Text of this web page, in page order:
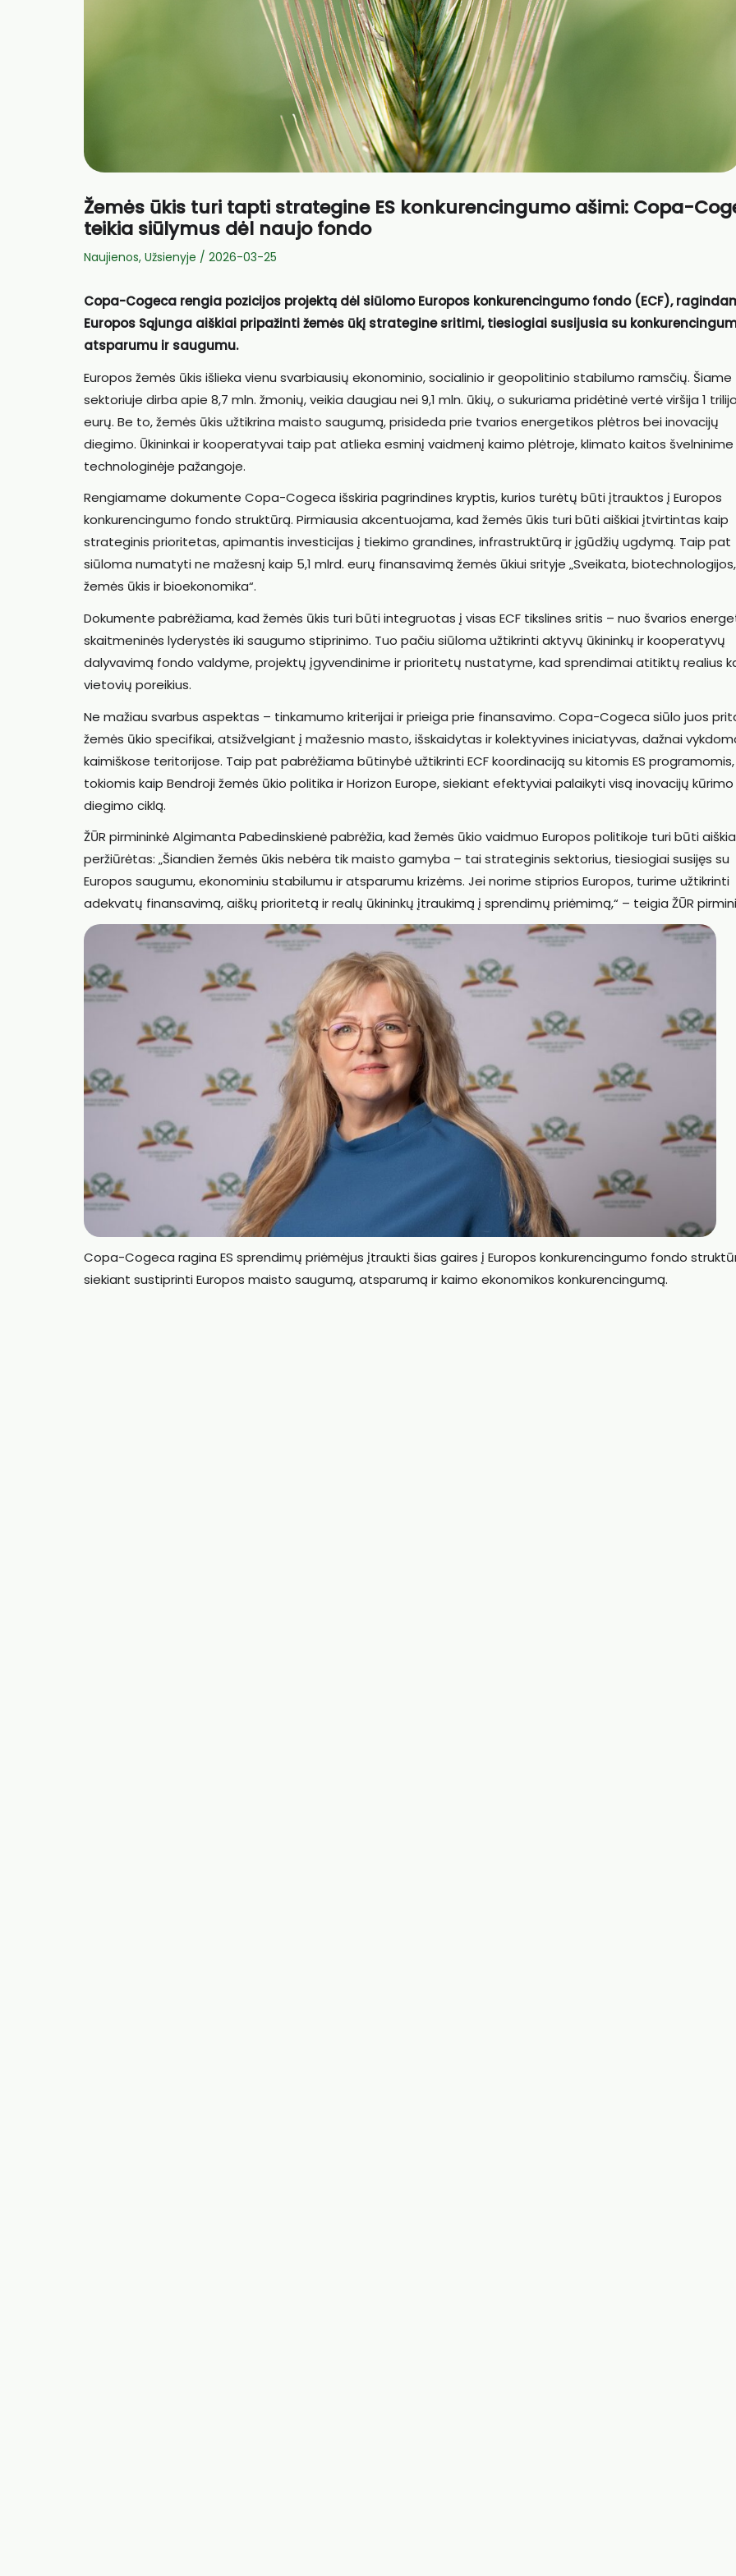
Žemės ūkis turi tapti strategine ES konkurencingumo ašimi: Copa-
teikia siūlymus dėl naujo fondo
Naujienos, Užsienyje / 2026-03-25
Copa-Cogeca rengia pozicijos projektą dėl siūlomo Europos konkurencingumo fondo (ECF),
Europos Sąjunga aiškiai pripažinti žemės ūkį strategine sritimi, tiesiogiai susijusia su
atsparumu ir saugumu.
Europos žemės ūkis išlieka vienu svarbiausių ekonominio, socialinio ir geopolitinio stabilumo ramsčių. Šiame
sektoriuje dirba apie 8,7 mln. žmonių, veikia daugiau nei 9,1 mln. ūkių, o sukuriama pridėtinė vertė viršija 1
eurų. Be to, žemės ūkis užtikrina maisto saugumą, prisideda prie tvarios energetikos plėtros bei inovacijų
diegimo. Ūkininkai ir kooperatyvai taip pat atlieka esminį vaidmenį kaimo plėtroje, klimato kaitos švelninime
technologinėje pažangoje.
Rengiamame dokumente Copa-Cogeca išskiria pagrindines kryptis, kurios turėtų būti įtrauktos į Europos
konkurencingumo fondo struktūrą. Pirmiausia akcentuojama, kad žemės ūkis turi būti aiškiai įtvirtintas kaip
strateginis prioritetas, apimantis investicijas į tiekimo grandines, infrastruktūrą ir įgūdžių ugdymą. Taip pat
siūloma numatyti ne mažesnį kaip 5,1 mlrd. eurų finansavimą žemės ūkiui srityje „Sveikata, biotechnologijos,
žemės ūkis ir bioekonomika“.
Dokumente pabrėžiama, kad žemės ūkis turi būti integruotas į visas ECF tikslines sritis – nuo švarios
skaitmeninės lyderystės iki saugumo stiprinimo. Tuo pačiu siūloma užtikrinti aktyvų ūkininkų ir kooperatyvų
dalyvavimą fondo valdyme, projektų įgyvendinime ir prioritetų nustatyme, kad sprendimai atitiktų realius
vietovių poreikius.
Ne mažiau svarbus aspektas – tinkamumo kriterijai ir prieiga prie finansavimo. Copa-Cogeca siūlo juos
žemės ūkio specifikai, atsižvelgiant į mažesnio masto, išskaidytas ir kolektyvines iniciatyvas, dažnai
kaimiškose teritorijose. Taip pat pabrėžiama būtinybė užtikrinti ECF koordinaciją su kitomis ES programomis,
tokiomis kaip Bendroji žemės ūkio politika ir Horizon Europe, siekiant efektyviai palaikyti visą inovacijų kūrimo
diegimo ciklą.
ŽŪR pirmininkėAlgimanta Pabedinskienė pabrėžia, kad žemės ūkio vaidmuo Europos politikoje turi būti
peržiūrėtas: „Šiandien žemės ūkis nebėra tik maisto gamyba – tai strateginis sektorius, tiesiogiai susijęs su
Europos saugumu, ekonominiu stabilumu ir atsparumu krizėms. Jei norime stiprios Europos, turime užtikrinti
adekvatų finansavimą, aiškų prioritetą ir realų ūkininkų įtraukimą į sprendimų priėmimą,“ – teigia ŽŪR
Copa-Cogeca ragina ES sprendimų priėmėjus įtraukti šias gaires į Europos konkurencingumo fondo
siekiant sustiprinti Europos maisto saugumą, atsparumą ir kaimo ekonomikos konkurencingumą.